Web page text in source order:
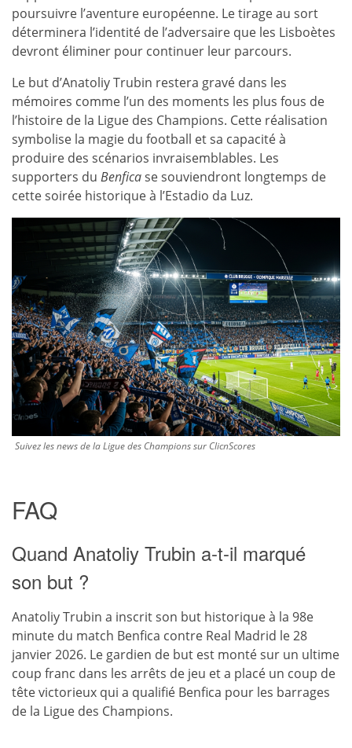
poursuivre l’aventure européenne. Le tirage au sort
déterminera l’identité de l’adversaire que les Lisboètes
devront éliminer pour continuer leur parcours.
Le but d’Anatoliy Trubin restera gravé dans les
mémoires comme l’un des moments les plus fous de
l’histoire de la Ligue des Champions. Cette réalisation
symbolise la magie du football et sa capacité à
produire des scénarios invraisemblables. Les
supporters du Benficase souviendront longtemps de
cette soirée historique à l’Estadio da Luz.
Suivez les news de la Ligue des Champions sur ClicnScores
FAQ
Quand Anatoliy Trubin a-t-il marqué
son but ?
Anatoliy Trubin a inscrit son but historique à la 98e
minute du match Benfica contre Real Madrid le 28
janvier 2026. Le gardien de but est monté sur un ultime
coup franc dans les arrêts de jeu et a placé un coup de
tête victorieux qui a qualifié Benfica pour les barrages
de la Ligue des Champions.